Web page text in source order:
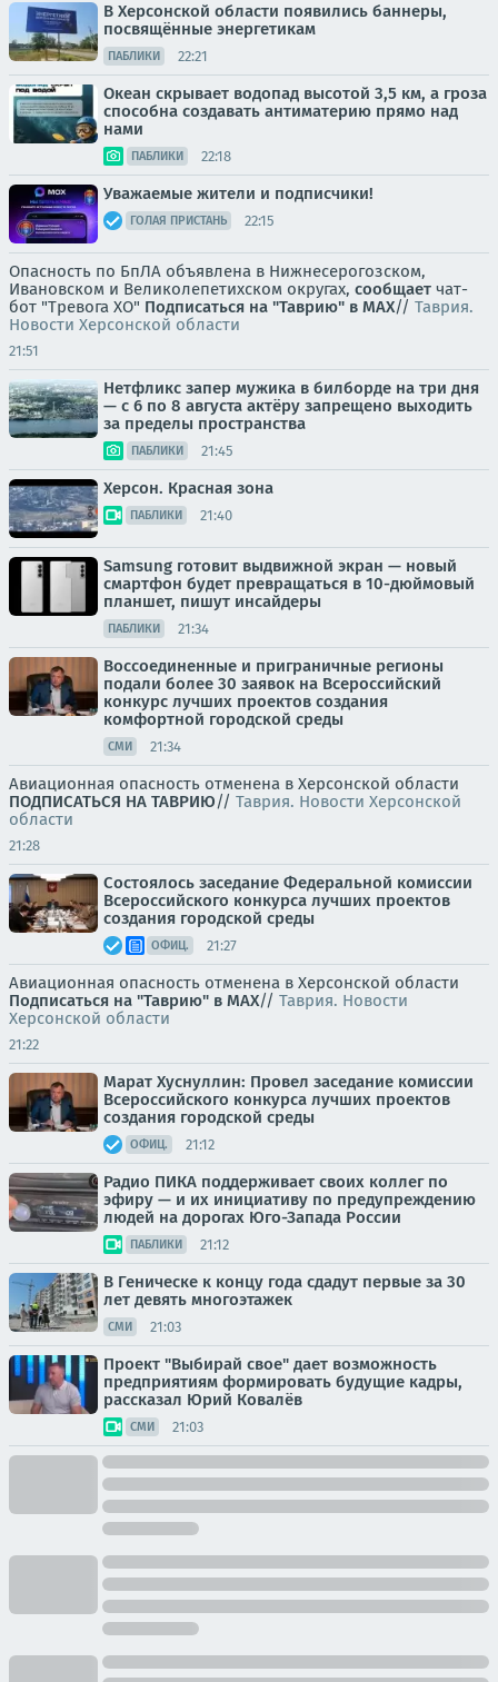
В Херсонской области появились баннеры,
посвящённые энергетикам
ПАБЛИКИ 22:21
Океан скрывает водопад высотой 3,5 км, а гроза
способна создавать антиматерию прямо над
нами
ПАБЛИКИ 22:18
Уважаемые жители и подписчики!
ГОЛАЯ ПРИСТАНЬ 22:15
Опасность по БпЛА объявлена в Нижнесерогозском,
Ивановском и Великолепетихском округах, сообщает чат-
бот "Тревога ХО" Подписаться на "Таврию" в MAX// Таврия.
Новости Херсонской области
21:51
Нетфликс запер мужика в билборде на три дня
— с 6 по 8 августа актёру запрещено выходить
за пределы пространства
ПАБЛИКИ 21:45
Херсон. Красная зона
ПАБЛИКИ 21:40
Samsung готовит выдвижной экран — новый
смартфон будет превращаться в 10-дюймовый
планшет, пишут инсайдеры
ПАБЛИКИ 21:34
Воссоединенные и приграничные регионы
подали более 30 заявок на Всероссийский
конкурс лучших проектов создания
комфортной городской среды
СМИ 21:34
Авиационная опасность отменена в Херсонской области
ПОДПИСАТЬСЯ НА ТАВРИЮ// Таврия. Новости Херсонской
области
21:28
Состоялось заседание Федеральной комиссии
Всероссийского конкурса лучших проектов
создания городской среды
ОФИЦ. 21:27
Авиационная опасность отменена в Херсонской области
Подписаться на "Таврию" в MAX// Таврия. Новости
Херсонской области
21:22
Марат Хуснуллин: Провел заседание комиссии
Всероссийского конкурса лучших проектов
создания городской среды
ОФИЦ. 21:12
Радио ПИКА поддерживает своих коллег по
эфиру — и их инициативу по предупреждению
людей на дорогах Юго-Запада России
ПАБЛИКИ 21:12
В Геническе к концу года сдадут первые за 30
лет девять многоэтажек
СМИ 21:03
Проект "Выбирай свое" дает возможность
предприятиям формировать будущие кадры,
рассказал Юрий Ковалёв
СМИ 21:03